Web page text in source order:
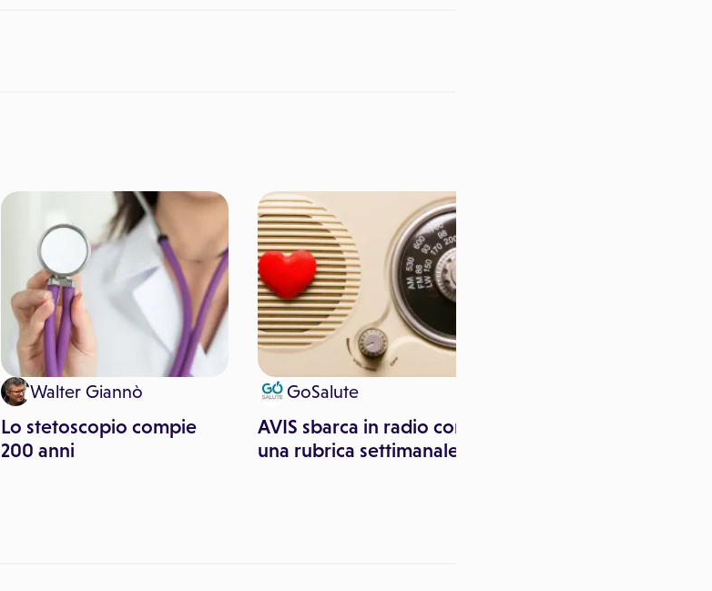
Walter Giannò
Lo stetoscopio compie
200 anni
GoSalute
AVIS sbarca in radio con
una rubrica settimanale